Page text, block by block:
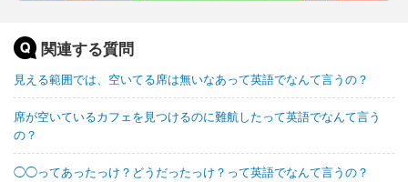
関連する質問
見える範囲では、空いてる席は無いなあって英語でなんて言うの？
席が空いているカフェを見つけるのに難航したって英語でなんて言う
の？
◯◯ってあったっけ？どうだったっけ？って英語でなんて言うの？